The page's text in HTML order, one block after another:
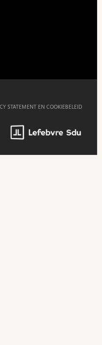
STATEMENT EN COOKIEBELEID